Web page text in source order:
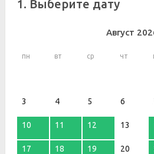
1. Выберите дату
Август
пн вт ср чт
3 4 5 6
10 11 12 13
17 18 19 20